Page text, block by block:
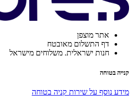
אתר מוצפן
דף התשלום מאובטח
חנות ישראלית. משלוחים מישראל
קנייה בטוחה
מידע נוסף על שירות קניה בטוחה